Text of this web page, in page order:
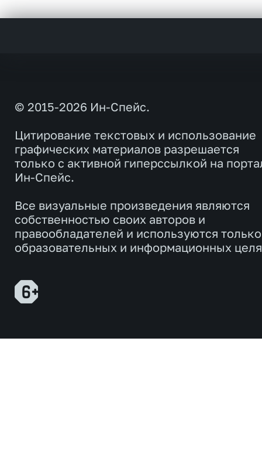
© 2015-2026 Ин-Спейс.
Цитирование текстовых и использование
графических материалов разрешается
только с активной гиперссылкой на
Ин-Спейс.
Все визуальные произведения являются
собственностью своих авторов и
правообладателей и используются
образовательных и информационных